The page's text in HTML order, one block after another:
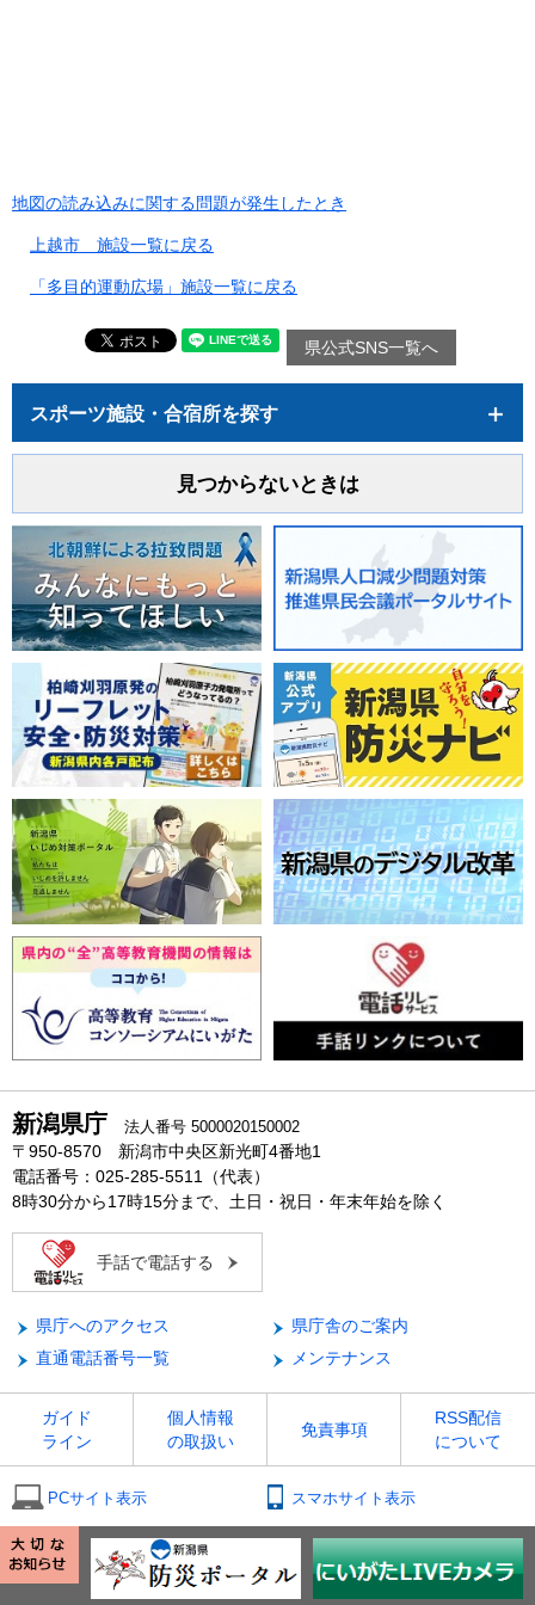
地図の読み込みに関する問題が発生したとき
上越市 施設一覧に戻る
「多目的運動広場」施設一覧に戻る
県公式SNS一覧へ
スポーツ施設・合宿所を探す
見つからないときは
新潟県庁 法人番号 5000020150002
〒950-8570 新潟市中央区新光町4番地1
電話番号：025-285-5511（代表）
8時30分から17時15分まで、土日・祝日・年末年始を除く
手話で電話する
県庁へのアクセス
県庁舎のご案内
直通電話番号一覧
メンテナンス
ガイド
ライン
個人情報
の取扱い
免責事項
RSS配信
について
PCサイト表示 スマホサイト表示